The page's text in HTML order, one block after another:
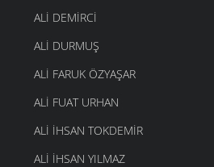
ALI DEMIRCI
ALI DURMUŞ
ALI FARUK ÖZYAŞAR
ALI FUAT URHAN
ALI IHSAN TOKDEMIR
ALI İHSAN YILMAZ